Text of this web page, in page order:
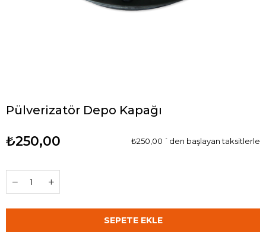
Pülverizatör Depo Kapağı
₺250,00 ₺250,00 `den başlayan taksitlerle